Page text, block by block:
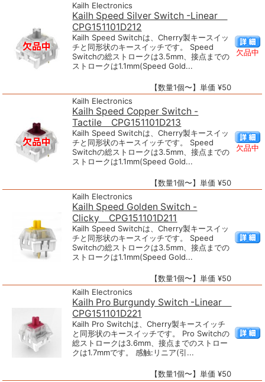
Kailh Electronics
Kailh Speed Silver Switch -Linear
CPG151101D212
Kailh Speed Switchは、Cherry製キースイッ
チと同形状のキースイッチです。 Speed
Switchの総ストロークは3.5mm、接点までの
ストロークは1.1mm(Speed Gold...
【数量1個〜】単価 ¥50
欠品中
Kailh Electronics
Kailh Speed Copper Switch -
Tactile CPG151101D213
Kailh Speed Switchは、Cherry製キースイッ
チと同形状のキースイッチです。 Speed
Switchの総ストロークは3.5mm、接点までの
ストロークは1.1mm(Speed Gold...
【数量1個〜】単価 ¥50
欠品中
Kailh Electronics
Kailh Speed Golden Switch -
Clicky CPG151101D211
Kailh Speed Switchは、Cherry製キースイッ
チと同形状のキースイッチです。 Speed
Switchの総ストロークは3.5mm、接点までの
ストロークは1.1mm(Speed Gold...
【数量1個〜】単価 ¥50
Kailh Electronics
Kailh Pro Burgundy Switch -Linear
CPG151101D221
Kailh Pro Switchは、Cherry製キースイッチ
と同形状のキースイッチです。 Pro Switchの
総ストロークは3.6mm、接点までのストロー
クは1.7mmです。 感触:リニア(引...
【数量1個〜】単価 ¥50